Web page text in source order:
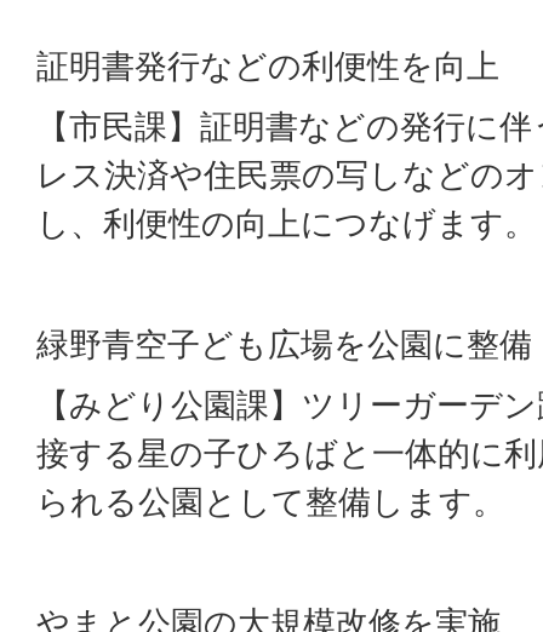
証明書発行などの利便性を向上
【市民課】証明書などの発行に
レス決済や住民票の写しなどの
し、利便性の向上につなげます。
緑野青空子ども広場を公園に整備
【みどり公園課】ツリーガーデ
接する星の子ひろばと一体的に
られる公園として整備します。
やまと公園の大規模改修を実施